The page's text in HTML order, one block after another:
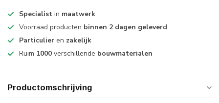
Specialist in maatwerk
Voorraad producten binnen 2 dagen geleverd
Particulier en zakelijk
Ruim 1000 verschillende bouwmaterialen
Productomschrijving